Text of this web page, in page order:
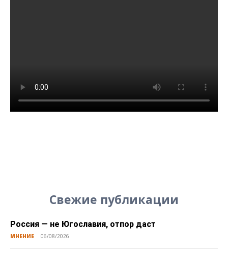
Свежие публикации
Россия — не Югославия, отпор даст
МНЕНИЕ 06/08/2026